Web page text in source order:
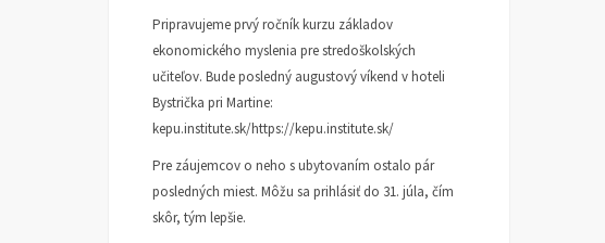
Pripravujeme prvý ročník kurzu základov
ekonomického myslenia pre stredoškolských
učiteľov. Bude posledný augustový víkend v hoteli
Bystrička pri Martine:
kepu.institute.sk/https://kepu.institute.sk/
Pre záujemcov o neho s ubytovaním ostalo pár
posledných miest. Môžu sa prihlásiť do 31. júla, čím
skôr, tým lepšie.